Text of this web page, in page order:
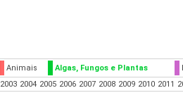
Animais Algas, Fungos e Plantas
2003 2004 2005 2006 2007 2008 2009 2010 2011